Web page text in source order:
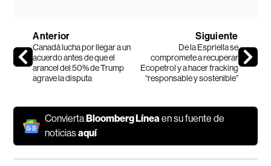
Anterior
Canadá lucha por llegar a un
acuerdo antes de que el
arancel del 50% de Trump
agrave la disputa
Siguiente
De la Espriella se
compromete a recuperar
Ecopetrol y a hacer fracking
“responsable y sostenible”
Convierta Bloomberg Líneaen su fuente de
noticiasaquí